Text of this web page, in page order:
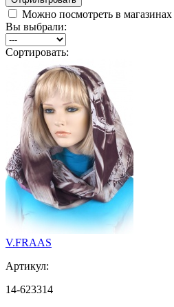
Можно посмотреть в магазинах
Вы выбрали:
Сортировать:
V.FRAAS
Артикул:
14-623314